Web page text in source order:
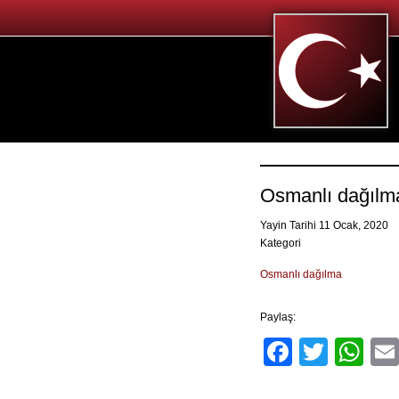
Osmanlı
Yayin Tarihi 11 Ocak, 2020
Kategori
Osmanlı dağılma
Paylaş: